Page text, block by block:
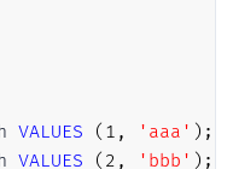
VALUES ( 1 , 'aaa' ) ;
VALUES ( 2 , 'bbb' ) ;